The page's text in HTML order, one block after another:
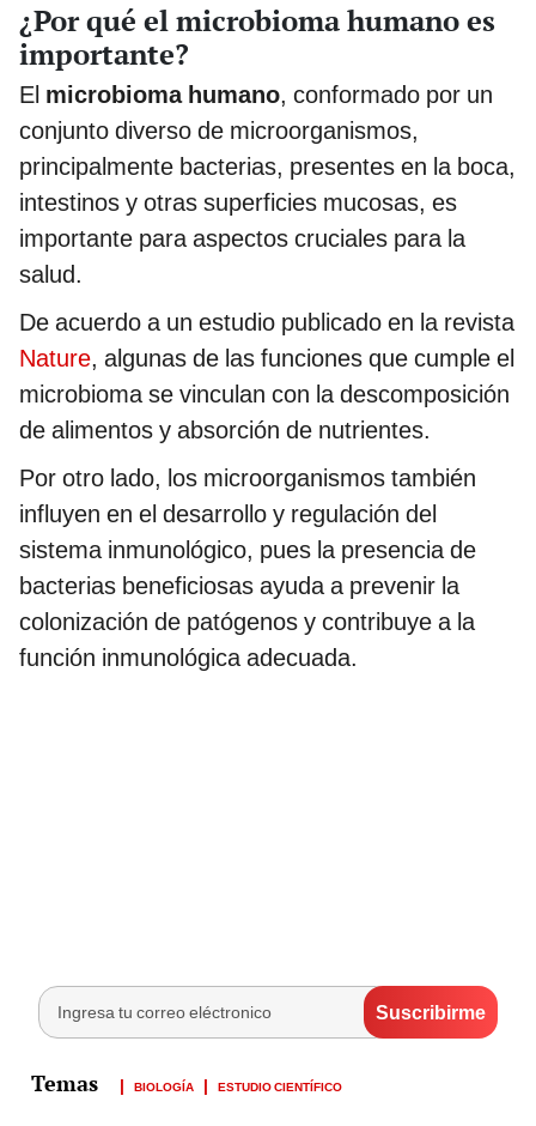
¿Por qué el microbioma humano es
importante?
El microbioma humano, conformado por un
conjunto diverso de microorganismos,
principalmente bacterias, presentes en la boca,
intestinos y otras superficies mucosas, es
importante para aspectos cruciales para la
salud.
De acuerdo a un estudio publicado en la revista
Nature, algunas de las funciones que cumple el
microbioma se vinculan con la descomposición
de alimentos y absorción de nutrientes.
Por otro lado, los microorganismos también
influyen en el desarrollo y regulación del
sistema inmunológico, pues la presencia de
bacterias beneficiosas ayuda a prevenir la
colonización de patógenos y contribuye a la
función inmunológica adecuada.
BIOLOGÍA ESTUDIO CIENTÍFICO